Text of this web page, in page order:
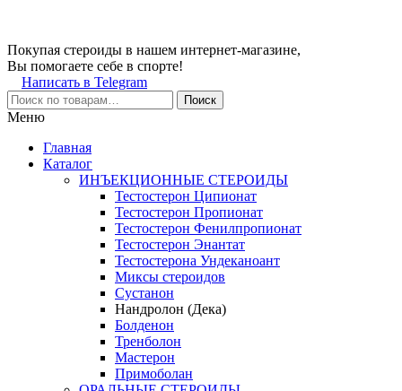
Покупая стероиды в нашем интернет-магазине,
Вы помогаете себе в спорте!
Написать в Telegram
Поиск
Меню
Главная
Каталог
ИНЪЕКЦИОННЫЕ СТЕРОИДЫ
Тестостерон Ципионат
Тестостерон Пропионат
Тестостерон Фенилпропионат
Тестостерон Энантат
Тестостерона Ундеканоант
Миксы стероидов
Сустанон
Нандролон (Дека)
Болденон
Тренболон
Мастерон
Примоболан